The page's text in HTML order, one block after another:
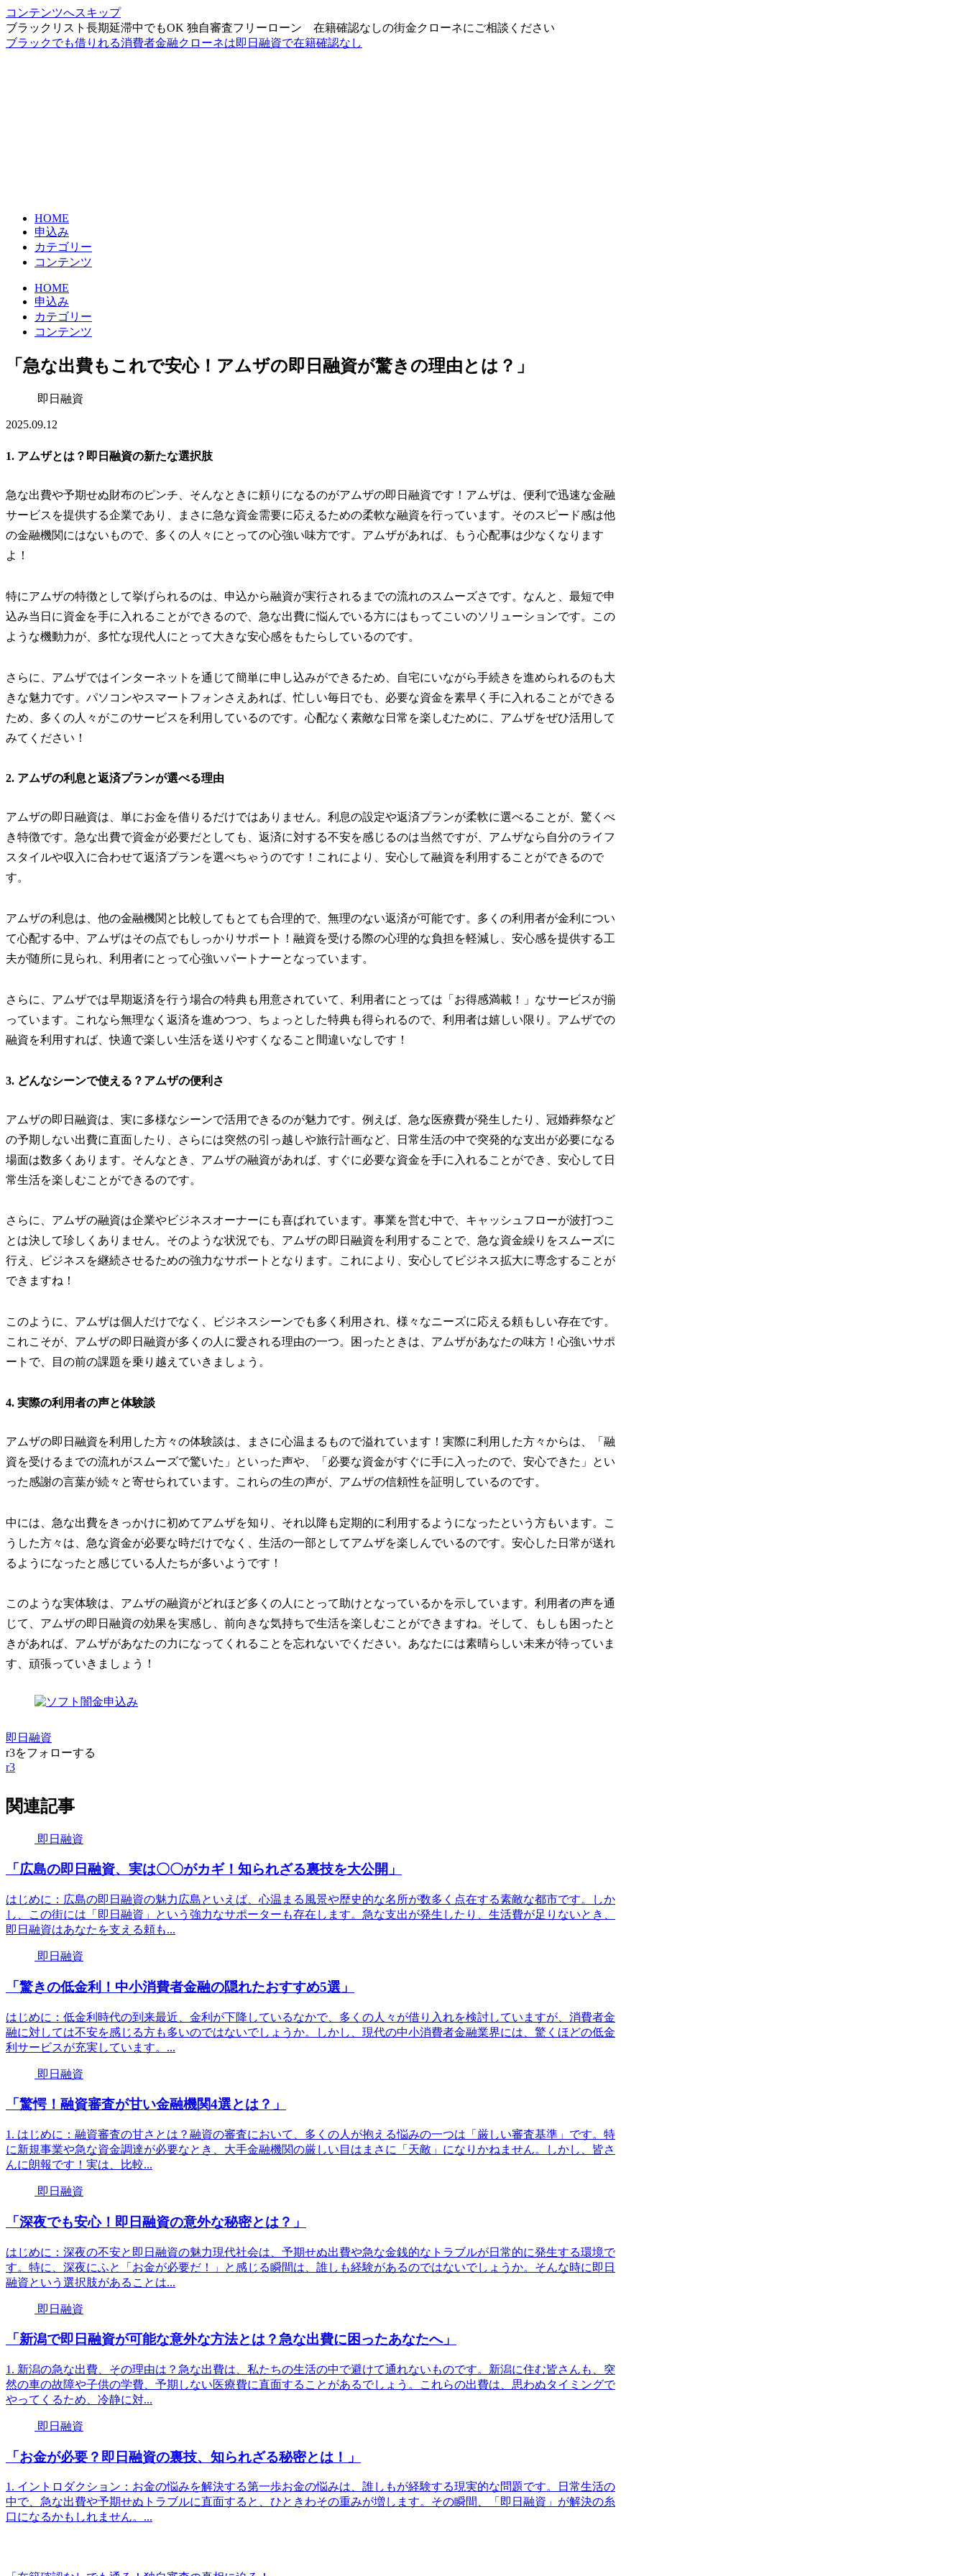
コンテンツへスキップ
ブラックリスト長期延滞中でもOK 独自審査フリーローン 在籍確認なしの街金クローネにご相談ください
ブラックでも借りれる消費者金融クローネは即日融資で在籍確認なし
HOME
申込み
カテゴリー
コンテンツ
HOME
申込み
カテゴリー
コンテンツ
「急な出費もこれで安心！アムザの即日融資が驚きの理由とは？」
即日融資
2025.09.12
1. アムザとは？即日融資の新たな選択肢
急な出費や予期せぬ財布のピンチ、そんなときに頼りになるのがアムザの即日融資です！アムザは、便利で迅速な金融
サービスを提供する企業であり、まさに急な資金需要に応えるための柔軟な融資を行っています。そのスピード感は他
の金融機関にはないもので、多くの人々にとっての心強い味方です。アムザがあれば、もう心配事は少なくなります
よ！
特にアムザの特徴として挙げられるのは、申込から融資が実行されるまでの流れのスムーズさです。なんと、最短で申
込み当日に資金を手に入れることができるので、急な出費に悩んでいる方にはもってこいのソリューションです。この
ような機動力が、多忙な現代人にとって大きな安心感をもたらしているのです。
さらに、アムザではインターネットを通じて簡単に申し込みができるため、自宅にいながら手続きを進められるのも大
きな魅力です。パソコンやスマートフォンさえあれば、忙しい毎日でも、必要な資金を素早く手に入れることができる
ため、多くの人々がこのサービスを利用しているのです。心配なく素敵な日常を楽しむために、アムザをぜひ活用して
みてください！
2. アムザの利息と返済プランが選べる理由
アムザの即日融資は、単にお金を借りるだけではありません。利息の設定や返済プランが柔軟に選べることが、驚くべ
き特徴です。急な出費で資金が必要だとしても、返済に対する不安を感じるのは当然ですが、アムザなら自分のライフ
スタイルや収入に合わせて返済プランを選べちゃうのです！これにより、安心して融資を利用することができるので
す。
アムザの利息は、他の金融機関と比較してもとても合理的で、無理のない返済が可能です。多くの利用者が金利につい
て心配する中、アムザはその点でもしっかりサポート！融資を受ける際の心理的な負担を軽減し、安心感を提供する工
夫が随所に見られ、利用者にとって心強いパートナーとなっています。
さらに、アムザでは早期返済を行う場合の特典も用意されていて、利用者にとっては「お得感満載！」なサービスが揃
っています。これなら無理なく返済を進めつつ、ちょっとした特典も得られるので、利用者は嬉しい限り。アムザでの
融資を利用すれば、快適で楽しい生活を送りやすくなること間違いなしです！
3. どんなシーンで使える？アムザの便利さ
アムザの即日融資は、実に多様なシーンで活用できるのが魅力です。例えば、急な医療費が発生したり、冠婚葬祭など
の予期しない出費に直面したり、さらには突然の引っ越しや旅行計画など、日常生活の中で突発的な支出が必要になる
場面は数多くあります。そんなとき、アムザの融資があれば、すぐに必要な資金を手に入れることができ、安心して日
常生活を楽しむことができるのです。
さらに、アムザの融資は企業やビジネスオーナーにも喜ばれています。事業を営む中で、キャッシュフローが波打つこ
とは決して珍しくありません。そのような状況でも、アムザの即日融資を利用することで、急な資金繰りをスムーズに
行え、ビジネスを継続させるための強力なサポートとなります。これにより、安心してビジネス拡大に専念することが
できますね！
このように、アムザは個人だけでなく、ビジネスシーンでも多く利用され、様々なニーズに応える頼もしい存在です。
これこそが、アムザの即日融資が多くの人に愛される理由の一つ。困ったときは、アムザがあなたの味方！心強いサポ
ートで、目の前の課題を乗り越えていきましょう。
4. 実際の利用者の声と体験談
アムザの即日融資を利用した方々の体験談は、まさに心温まるもので溢れています！実際に利用した方々からは、「融
資を受けるまでの流れがスムーズで驚いた」といった声や、「必要な資金がすぐに手に入ったので、安心できた」とい
った感謝の言葉が続々と寄せられています。これらの生の声が、アムザの信頼性を証明しているのです。
中には、急な出費をきっかけに初めてアムザを知り、それ以降も定期的に利用するようになったという方もいます。こ
うした方々は、急な資金が必要な時だけでなく、生活の一部としてアムザを楽しんでいるのです。安心した日常が送れ
るようになったと感じている人たちが多いようです！
このような実体験は、アムザの融資がどれほど多くの人にとって助けとなっているかを示しています。利用者の声を通
じて、アムザの即日融資の効果を実感し、前向きな気持ちで生活を楽しむことができますね。そして、もしも困ったと
きがあれば、アムザがあなたの力になってくれることを忘れないでください。あなたには素晴らしい未来が待っていま
す、頑張っていきましょう！
即日融資
r3をフォローする
r3
関連記事
即日融資
「広島の即日融資、実は〇〇がカギ！知られざる裏技を大公開」
はじめに：広島の即日融資の魅力広島といえば、心温まる風景や歴史的な名所が数多く点在する素敵な都市です。しか
し、この街には「即日融資」という強力なサポーターも存在します。急な支出が発生したり、生活費が足りないとき、
即日融資はあなたを支える頼も...
即日融資
「驚きの低金利！中小消費者金融の隠れたおすすめ5選」
はじめに：低金利時代の到来最近、金利が下降しているなかで、多くの人々が借り入れを検討していますが、消費者金
融に対しては不安を感じる方も多いのではないでしょうか。しかし、現代の中小消費者金融業界には、驚くほどの低金
利サービスが充実しています。...
即日融資
「驚愕！融資審査が甘い金融機関4選とは？」
1. はじめに：融資審査の甘さとは？融資の審査において、多くの人が抱える悩みの一つは「厳しい審査基準」です。特
に新規事業や急な資金調達が必要なとき、大手金融機関の厳しい目はまさに「天敵」になりかねません。しかし、皆さ
んに朗報です！実は、比較...
即日融資
「深夜でも安心！即日融資の意外な秘密とは？」
はじめに：深夜の不安と即日融資の魅力現代社会は、予期せぬ出費や急な金銭的なトラブルが日常的に発生する環境で
す。特に、深夜にふと「お金が必要だ！」と感じる瞬間は、誰しも経験があるのではないでしょうか。そんな時に即日
融資という選択肢があることは...
即日融資
「新潟で即日融資が可能な意外な方法とは？急な出費に困ったあなたへ」
1. 新潟の急な出費、その理由は？急な出費は、私たちの生活の中で避けて通れないものです。新潟に住む皆さんも、突
然の車の故障や子供の学費、予期しない医療費に直面することがあるでしょう。これらの出費は、思わぬタイミングで
やってくるため、冷静に対...
即日融資
「お金が必要？即日融資の裏技、知られざる秘密とは！」
1. イントロダクション：お金の悩みを解決する第一歩お金の悩みは、誰しもが経験する現実的な問題です。日常生活の
中で、急な出費や予期せぬトラブルに直面すると、ひときわその重みが増します。その瞬間、「即日融資」が解決の糸
口になるかもしれません。...